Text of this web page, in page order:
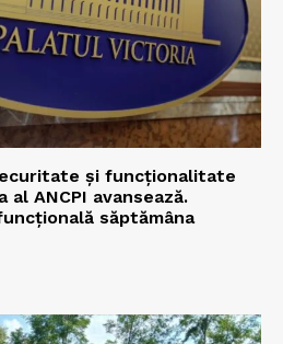
și funcționalitate
ANCPI avansează.
săptămâna